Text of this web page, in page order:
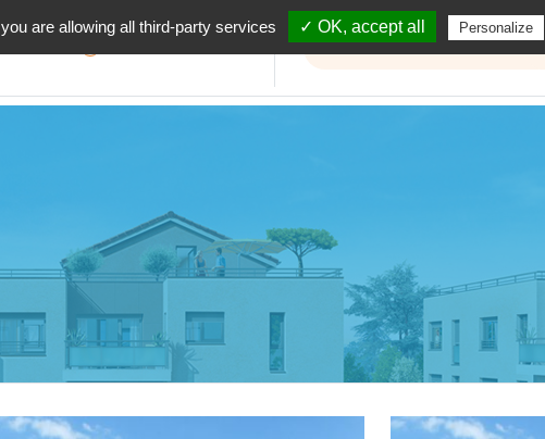
you are allowing all third-party services ✓ OK, accept all Personalize